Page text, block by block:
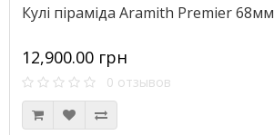
Кулі піраміда Aramith Premier 68мм
12,900.00 грн
0 отзывов